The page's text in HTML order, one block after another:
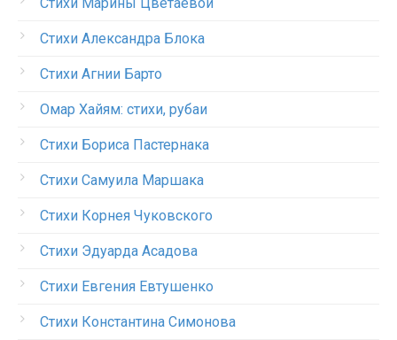
Стихи Александра Блока
Стихи Агнии Барто
Омар Хайям: стихи, рубаи
Стихи Бориса Пастернака
Стихи Самуила Маршака
Стихи Корнея Чуковского
Стихи Эдуарда Асадова
Стихи Евгения Евтушенко
Стихи Константина Симонова